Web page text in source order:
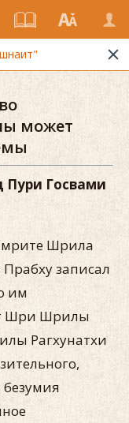
может
Госвами
Шрила
записал
им
Шри Шрилы
Рагхунатхи